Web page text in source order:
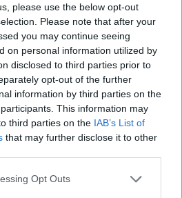
please use the below opt-out
Please note that after your
you may continue seeing
on personal information utilized by
disclosed to third parties prior to
opt-out of the further
information by third parties on the
This information may
third parties on the IAB’s List of
that may further disclose it to other
app uses one or more Google
Opt Outs
Στον εισαγγελέα ο
για επίθεση
του κυλικείου
και παλαιότερα -
το θύμα